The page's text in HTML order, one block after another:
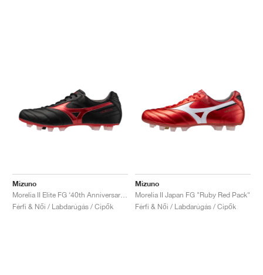
Mizuno
Férfi & Női / Labdarúgás / Cipők
Mizuno
Morelia II Japan FG "Ruby Red Pack"
Férfi & Női / Labdarúgás / Cipők